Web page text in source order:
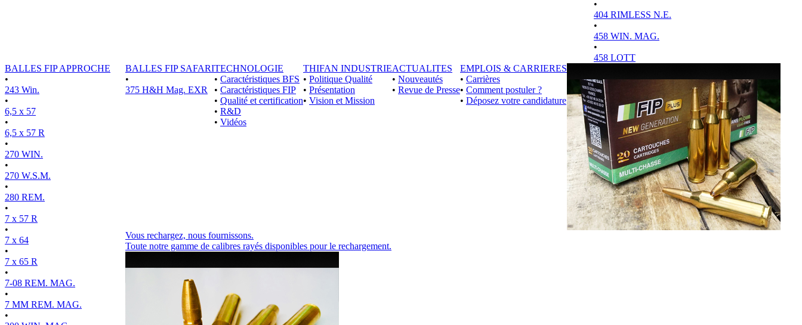
•
404 RIMLESS N.E.
•
458 WIN. MAG.
•
458 LOTT
BALLES FIP APPROCHE
•
243 Win.
•
6,5 x 57
•
6,5 x 57 R
•
270 WIN.
•
270 W.S.M.
•
280 REM.
•
7 x 57 R
•
7 x 64
•
7 x 65 R
•
7-08 REM. MAG.
•
7 MM REM. MAG.
•
BALLES FIP SAFARI
•
375 H&H Mag. EXR
TECHNOLOGIE
• Caractéristiques BFS
• Caractéristiques FIP
• Qualité et certification
• R&D
• Vidéos
THIFAN INDUSTRIE
• Politique Qualité
• Présentation
• Vision et Mission
ACTUALITES
• Nouveautés
• Revue de Presse
EMPLOIS & CARRIERES
• Carrières
• Comment postuler ?
• Déposez votre candidature
Vous rechargez, nous fournissons.
Toute notre gamme de calibres rayés disponibles pour le rechargement.